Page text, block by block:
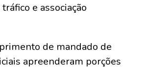
e associação
de mandado de
apreenderam porções